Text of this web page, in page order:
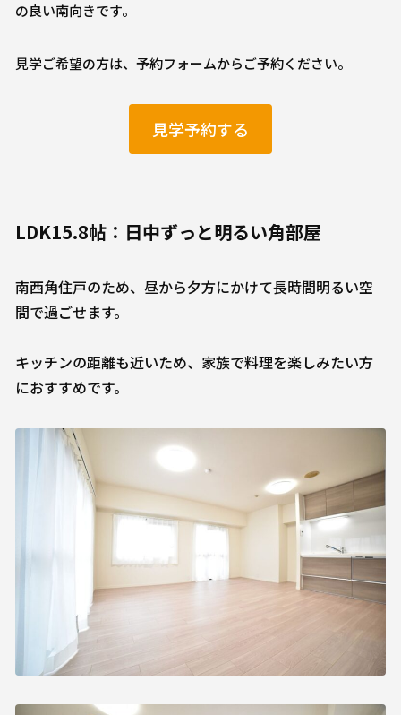
の良い南向きです。
見学ご希望の方は、予約フォームからご予約ください。
見学予約する
LDK15.8帖：日中ずっと明るい角部屋
南西角住戸のため、昼から夕方にかけて長時間明るい空
間で過ごせます。
キッチンの距離も近いため、家族で料理を楽しみたい方
におすすめです。